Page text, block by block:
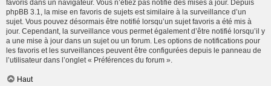
favoris dans un navigateur. Vous n’étiez pas notifié des mises à jour. Depuis
phpBB 3.1, la mise en favoris de sujets est similaire à la surveillance d’un
sujet. Vous pouvez désormais être notifié lorsqu’un sujet favoris a été mis à
jour. Cependant, la surveillance vous permet également d’être notifié lorsqu’il y
a une mise à jour dans un sujet ou un forum. Les options de notifications pour
les favoris et les surveillances peuvent être configurées depuis le panneau de
l’utilisateur dans l’onglet « Préférences du forum ».
Haut